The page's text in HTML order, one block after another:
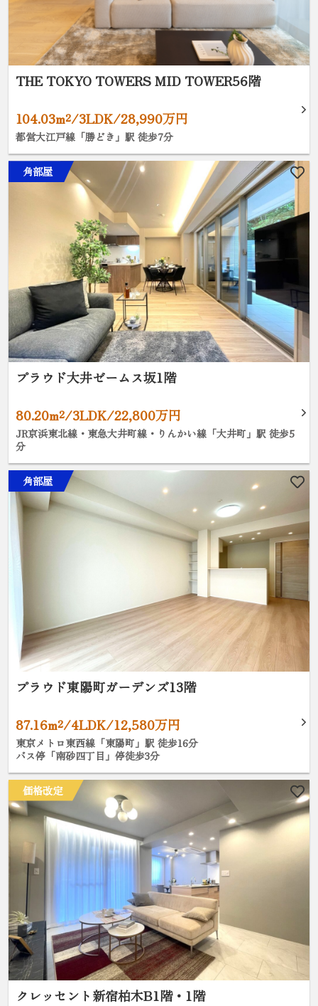
THE TOKYO TOWERS MID TOWER56階
104.03m²/3LDK/28,990万円
都営大江戸線「勝どき」駅 徒歩7分
角部屋
プラウド大井ゼームス坂1階
80.20m²/3LDK/22,800万円
JR京浜東北線・東急大井町線・りんかい線「大井町」駅 徒歩5
分
角部屋
プラウド東陽町ガーデンズ13階
87.16m²/4LDK/12,580万円
東京メトロ東西線「東陽町」駅 徒歩16分
バス停「南砂四丁目」停徒歩3分
価格改定
クレッセント新宿柏木B1階・1階